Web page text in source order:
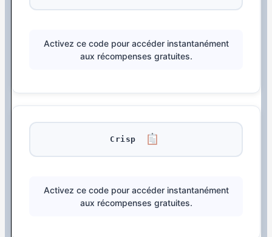
Activez ce code pour accéder instantanément
aux récompenses gratuites.
Crisp
Activez ce code pour accéder instantanément
aux récompenses gratuites.